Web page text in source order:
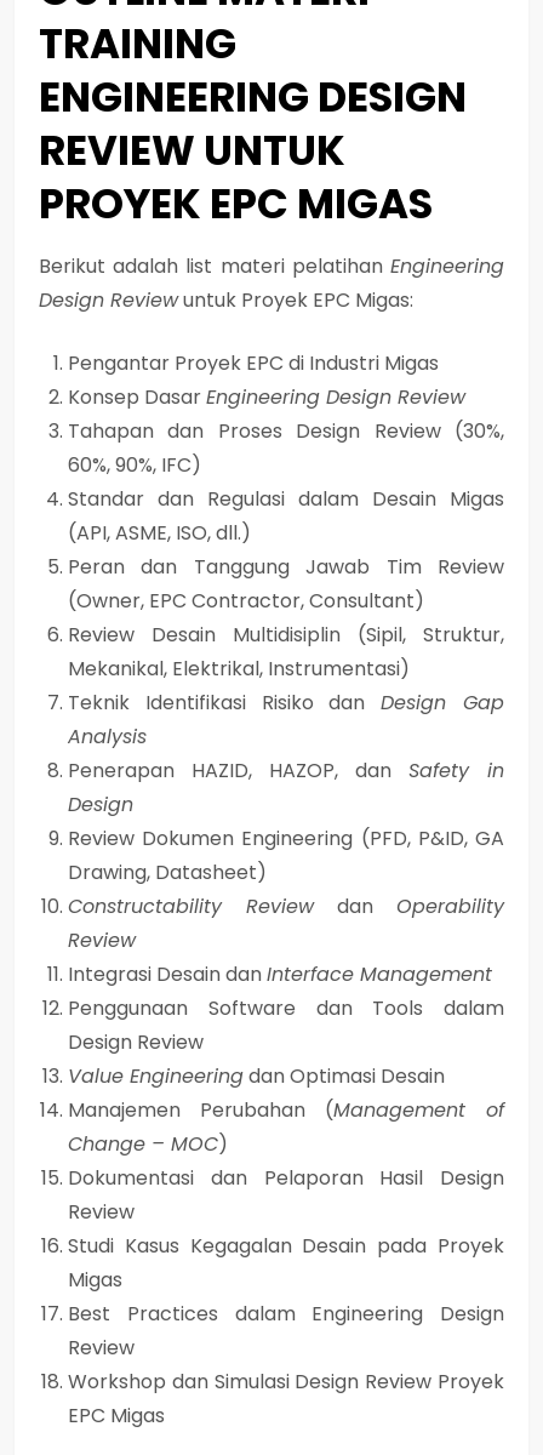
TRAINING
ENGINEERING DESIGN
REVIEW UNTUK
PROYEK EPC MIGAS
Berikut adalah list materi pelatihan Engineering
Design Reviewuntuk Proyek EPC Migas:
Pengantar Proyek EPC di Industri Migas
Konsep DasarEngineering Design Review
Tahapan dan Proses Design Review (30%,
60%, 90%, IFC)
Standar dan Regulasi dalam Desain Migas
(API, ASME, ISO, dll.)
Peran dan Tanggung Jawab Tim Review
(Owner, EPC Contractor, Consultant)
Review Desain Multidisiplin (Sipil, Struktur,
Mekanikal, Elektrikal, Instrumentasi)
Teknik Identifikasi Risiko danDesign Gap
Analysis
Penerapan HAZID, HAZOP, dan Safety in
Design
Review Dokumen Engineering (PFD, P&ID, GA
Drawing, Datasheet)
Constructability Reviewdan Operability
Review
Integrasi Desain danInterface Management
Penggunaan Software dan Tools dalam
Design Review
Value Engineeringdan Optimasi Desain
Manajemen Perubahan (Management of
Change – MOC)
Dokumentasi dan Pelaporan Hasil Design
Review
Studi Kasus Kegagalan Desain pada Proyek
Migas
Best Practices dalam Engineering Design
Review
Workshop dan Simulasi Design Review Proyek
EPC Migas